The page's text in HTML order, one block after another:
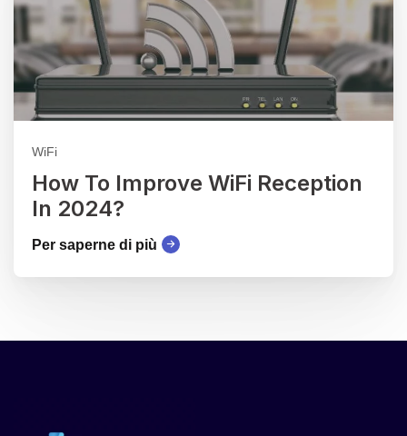
WiFi
How To Improve WiFi Reception
In 2024?
Per saperne di più